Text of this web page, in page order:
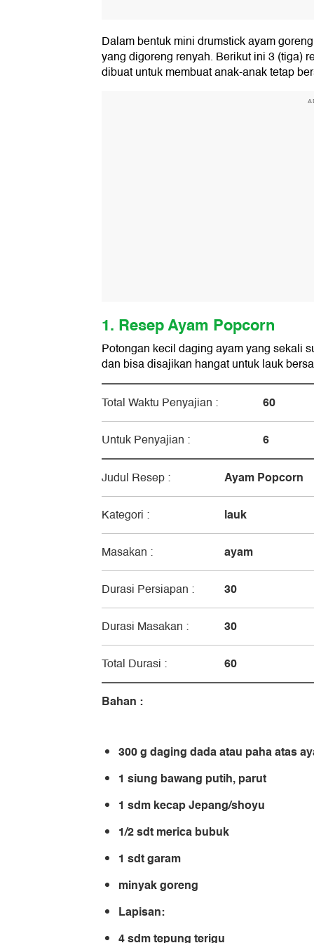
Dalam bentuk mini drumstick ayam
yang digoreng renyah. Berikut ini 3 (tiga)
dibuat untuk membuat anak-anak tetap
1. Resep Ayam Popcorn
Potongan kecil daging ayam yang sekali
dan bisa disajikan hangat untuk lauk
Total Waktu Penyajian : 60
Untuk Penyajian : 6
Judul Resep : Ayam Popcorn
Kategori : lauk
Masakan : ayam
Durasi Persiapan : 30
Durasi Masakan : 30
Total Durasi : 60
Bahan :
300 g daging dada atau paha atas
1 siung bawang putih, parut
1 sdm kecap Jepang/shoyu
1/2 sdt merica bubuk
1 sdt garam
minyak goreng
Lapisan:
4 sdm tepung terigu